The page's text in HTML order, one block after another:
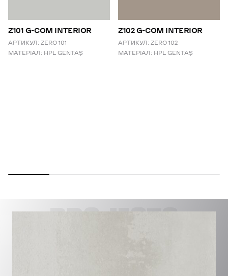
Z101 G-COM INTERIOR
АРТИКУЛ: ZERO 101
МАТЕРІАЛ: HPL GENTAŞ
Z102 G-COM INTERIOR
АРТИКУЛ: ZERO 102
МАТЕРІАЛ: HPL GENTAŞ
PROJECTS